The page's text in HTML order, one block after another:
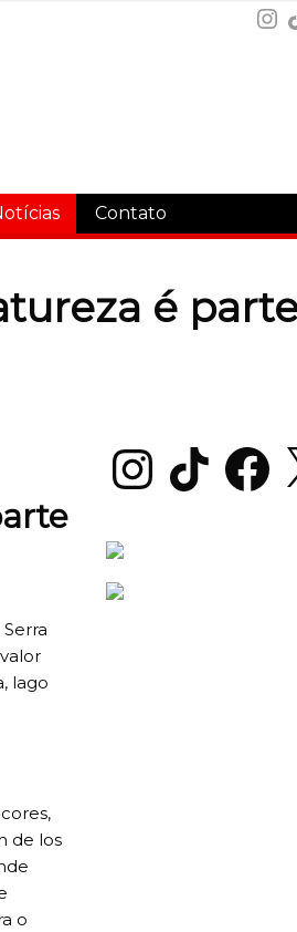
Contato
é
lago
de los
o
InstagramTikTok X